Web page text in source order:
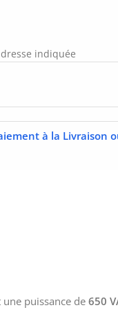
indiquée
à la Livraison
puissance de 650